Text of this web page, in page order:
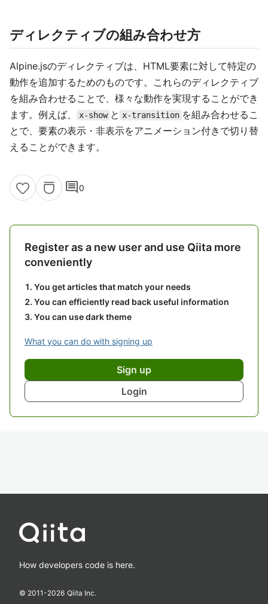
ディレクティブの組み合わせ方
Alpine.jsのディレクティブは、HTML要素に対して特定の
動作を追加するためのものです。これらのディレクティブ
を組み合わせることで、様々な動作を実現することができ
ます。例えば、
x-show と x-transition を組み合わせるこ
とで、要素の表示・非表示をアニメーション付きで切り替
えることができます。
comment0
Register as a new user and use Qiita more
conveniently
You get articles that match your needs
You can efficiently read back useful information
You can use dark theme
What you can do with signing up
Sign up
Login
How developers code is here.
© 2011-2026 Qiita Inc.